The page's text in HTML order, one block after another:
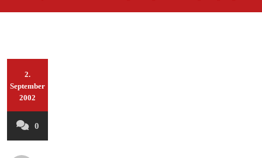
2.
September
2002
0